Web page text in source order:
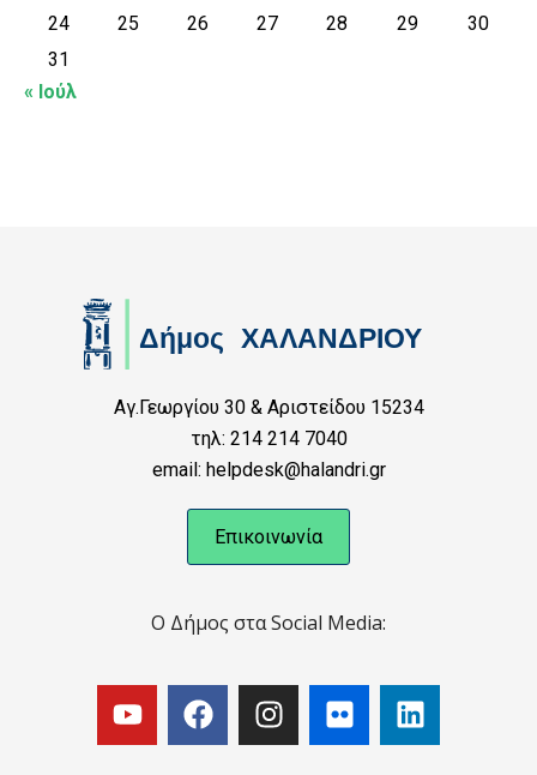
24
25 26 27 28 29
30
31
« Ιούλ
Αγ.Γεωργίου 30 & Αριστείδου 15234
τηλ: 214 214 7040
email: helpdesk@halandri.gr
Επικοινωνία
Ο Δήμος στα Social Media: